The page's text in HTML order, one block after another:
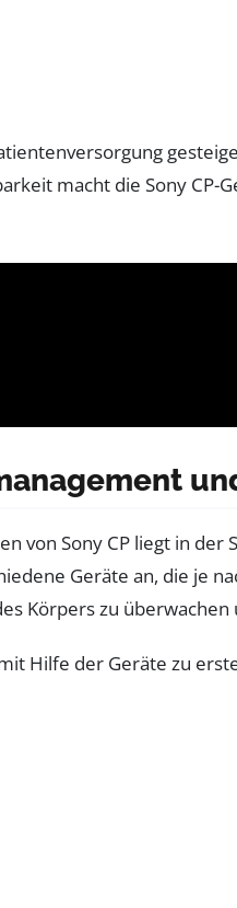
macht die Sony
Sony CP liegt in der
Geräte an, die je
Körpers zu
Hilfe der Geräte zu